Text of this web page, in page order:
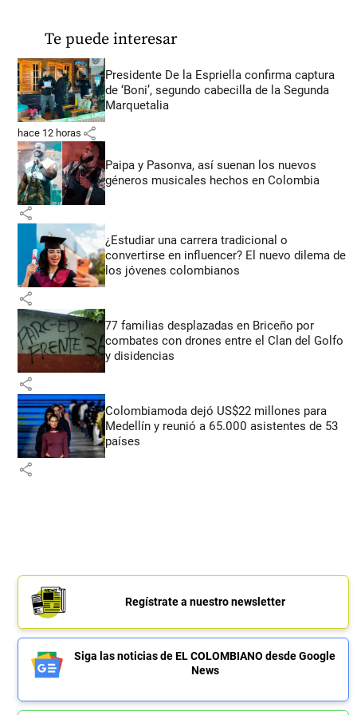
Te puede interesar
Presidente De la Espriella confirma captura
de ‘Boni’, segundo cabecilla de la Segunda
Marquetalia
hace 12 horas share
Paipa y Pasonva, así suenan los nuevos
géneros musicales hechos en Colombia
share
¿Estudiar una carrera tradicional o
convertirse en influencer? El nuevo dilema de
los jóvenes colombianos
share
77 familias desplazadas en Briceño por
combates con drones entre el Clan del Golfo
y disidencias
share
Colombiamoda dejó US$22 millones para
Medellín y reunió a 65.000 asistentes de 53
países
share
Regístrate a nuestro newsletter
Siga las noticias de EL COLOMBIANO desde Google
News